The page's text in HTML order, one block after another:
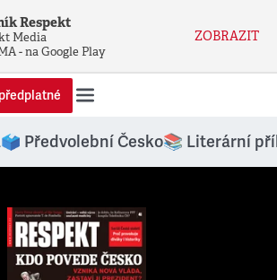
Respekt
Media
- na Google Play
ZOBRAZIT
🗳️ Předvolební Česko📚 Literární